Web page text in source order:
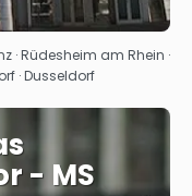
· Rüdesheim am Rhein ·
· Dusseldorf
- MS